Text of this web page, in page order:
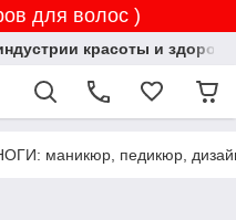
для волос )
красоты и
маникюр, педикюр,